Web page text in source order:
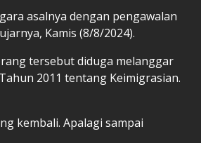
asalnya dengan pengawalan
Kamis (8/8/2024).
tersebut diduga melanggar
2011 tentang Keimigrasian.
kembali. Apalagi sampai